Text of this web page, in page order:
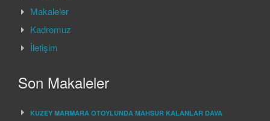
Makaleler
Kadromuz
İletişim
Son Makaleler
KUZEY MARMARA OTOYLUNDA MAHSUR KALANLAR DAVA